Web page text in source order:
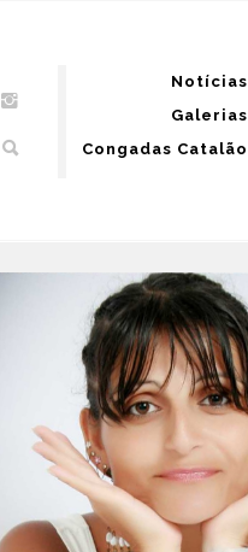
Notícias
Galerias
Congadas Catalão